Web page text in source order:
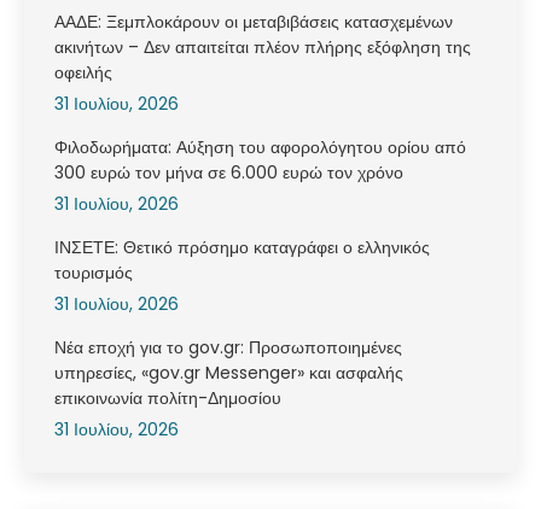
ΑΑΔΕ: Ξεμπλοκάρουν οι μεταβιβάσεις κατασχεμένων
ακινήτων – Δεν απαιτείται πλέον πλήρης εξόφληση της
οφειλής
31 Ιουλίου, 2026
Φιλοδωρήματα: Αύξηση του αφορολόγητου ορίου από
300 ευρώ τον μήνα σε 6.000 ευρώ τον χρόνο
31 Ιουλίου, 2026
ΙΝΣΕΤΕ: Θετικό πρόσημο καταγράφει ο ελληνικός
τουρισμός
31 Ιουλίου, 2026
Νέα εποχή για το gov.gr: Προσωποποιημένες
υπηρεσίες, «gov.gr Messenger» και ασφαλής
επικοινωνία πολίτη-Δημοσίου
31 Ιουλίου, 2026